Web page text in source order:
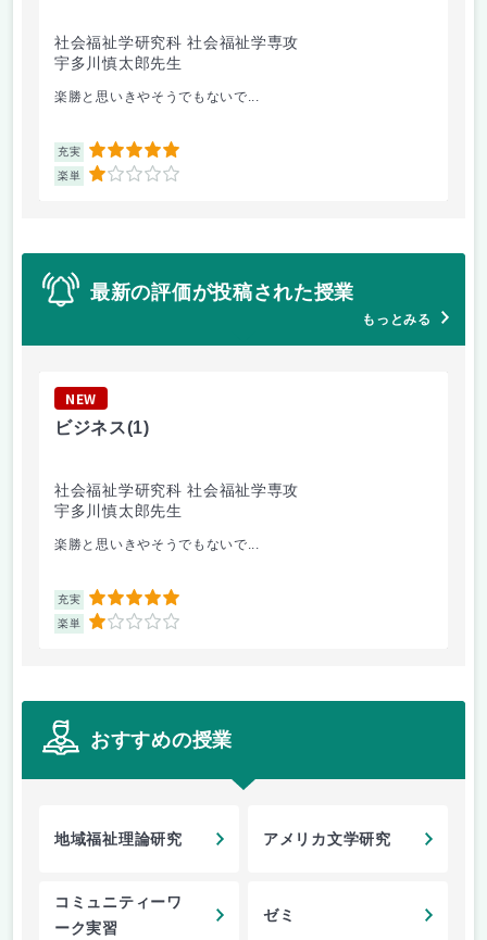
社会福祉学研究科 社会福祉学専攻
宇多川慎太郎先生
楽勝と思いきやそうでもないで...
充実 5
楽単 1
最新の評価が投稿された授業
もっとみる
NEW
ビジネス(1)
社会福祉学研究科 社会福祉学専攻
宇多川慎太郎先生
楽勝と思いきやそうでもないで...
充実 5
楽単 1
おすすめの授業
地域福祉理論研究 アメリカ文学研究
コミュニティーワ
ーク実習
ゼミ